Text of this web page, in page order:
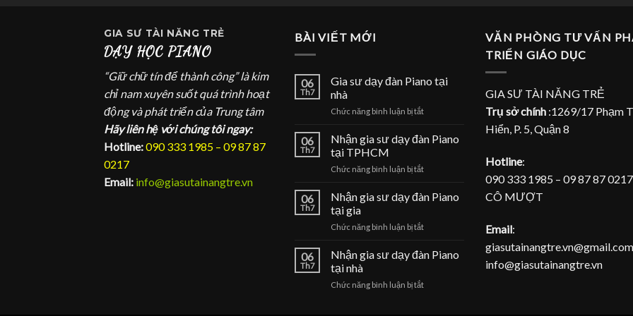
GIA SƯ TÀI NĂNG TRẺ
DẠY HỌC PIANO
“Giữ chữ tín để thành công” là kim
chỉ nam xuyên suốt quá trình hoạt
động và phát triển của Trung tâm
Hãy liên hệ với chúng tôi ngay:
Hotline:090 333 1985 – 09 87 87
0217
Email: info@giasutainangtre.vn
BÀI VIẾT MỚI
06
Th7
Gia sư dạy đàn Piano tại
nhà
Chức năng bình luận bị tắtở
dạy
Piano
nhà
06
Th7
Nhận gia sư dạy đàn Piano
tại TPHCM
Chức năng bình luận bị tắtở
gia
sư
đàn
tại
06
Th7
Nhận gia sư dạy đàn Piano
tại gia
Chức năng bình luận bị tắtở
gia
sư
đàn
06
Th7
Nhận gia sư dạy đàn Piano
tại nhà
Chức năng bình luận bị tắtở
VĂN PHÒNG TƯ VẤN
TRIỂN GIÁO DỤC
GIA SƯ TÀI NĂNG TRẺ
Trụ sở chính :1269/17 Phạm
Hiển, P. 5, Quận 8
Hotline:
090 333 1985 – 09 87 87 0217
CÔ MƯỢT
Email:
giasutainangtre.vn@gmail.com,
info@giasutainangtre.vn